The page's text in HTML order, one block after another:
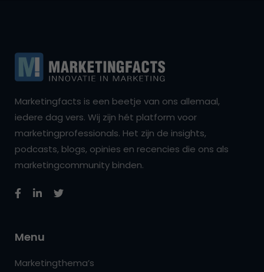
Marketingfacts is een beetje van ons allemaal,
iedere dag vers. Wij zijn hét platform voor
marketingprofessionals. Het zijn de insights,
podcasts, blogs, opinies en recencies die ons als
marketingcommunity binden.
Menu
Marketingthema’s